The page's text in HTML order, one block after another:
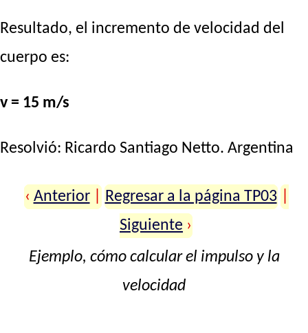
Resultado, el incremento de velocidad del
cuerpo es:
v = 15 m/s
Resolvió: Ricardo Santiago Netto. Argentina
‹ Anterior Regresar a la página TP03
Siguiente ›
Ejemplo, cómo calcular el impulso y la
velocidad